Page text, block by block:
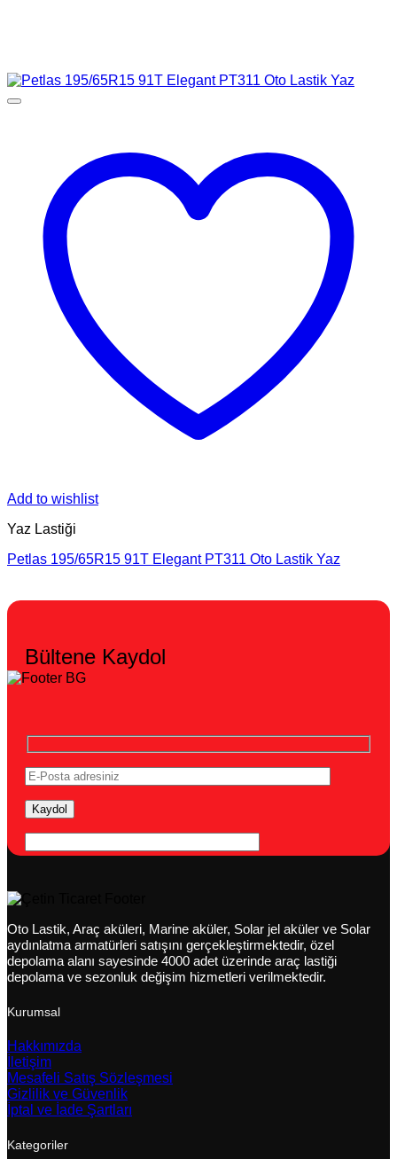
Add to wishlist
Yaz Lastiği
Petlas 195/65R15 91T Elegant PT311 Oto Lastik Yaz
Bültene Kaydol
Oto Lastik, Araç aküleri, Marine aküler, Solar jel aküler ve Solar
aydınlatma armatürleri satışını gerçekleştirmektedir, özel
depolama alanı sayesinde 4000 adet üzerinde araç lastiği
depolama ve sezonluk değişim hizmetleri verilmektedir.
Kurumsal
Hakkımızda
İletişim
Mesafeli Satış Sözleşmesi
Gizlilik ve Güvenlik
İptal ve İade Şartları
Kategoriler